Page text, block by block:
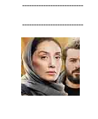
--------------------------
--------------------------